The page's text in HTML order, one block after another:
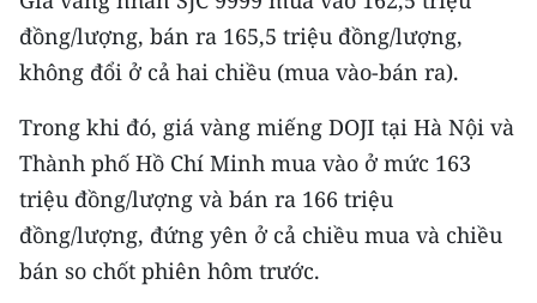
Media Kinh tế
Media Văn hóa
Media Xã hội
Media Pháp luật
Media Du lịch
Media Thế giới
đồng/lượng, bán ra 165,5 triệu đồng/lượng,
không đổi ở cả hai chiều (mua vào-bán ra).
​Trong khi đó, giá vàng miếng DOJI tại Hà Nội và
Thành phố Hồ Chí Minh mua vào ở mức 163
triệu đồng/lượng và bán ra 166 triệu
đồng/lượng, đứng yên ở cả chiều mua và chiều
bán so chốt phiên hôm trước.